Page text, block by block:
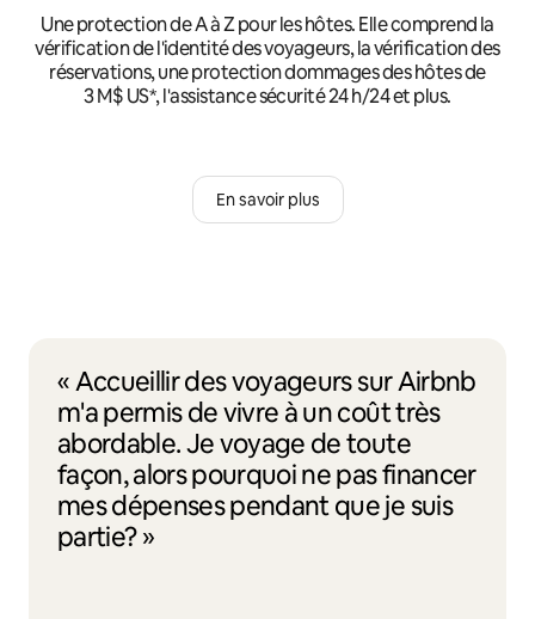
Une protection de A à Z pour les hôtes. Elle comprend la
vérification de l'identité des voyageurs, la vérification des
réservations, une protection dommages des hôtes de
3 M$ US*, l'assistance sécurité 24 h/24 et plus.
En savoir plus
« Accueillir des voyageurs sur Airbnb
m'a permis de vivre à un coût très
abordable. Je voyage de toute
façon, alors pourquoi ne pas financer
mes dépenses pendant que je suis
partie? »